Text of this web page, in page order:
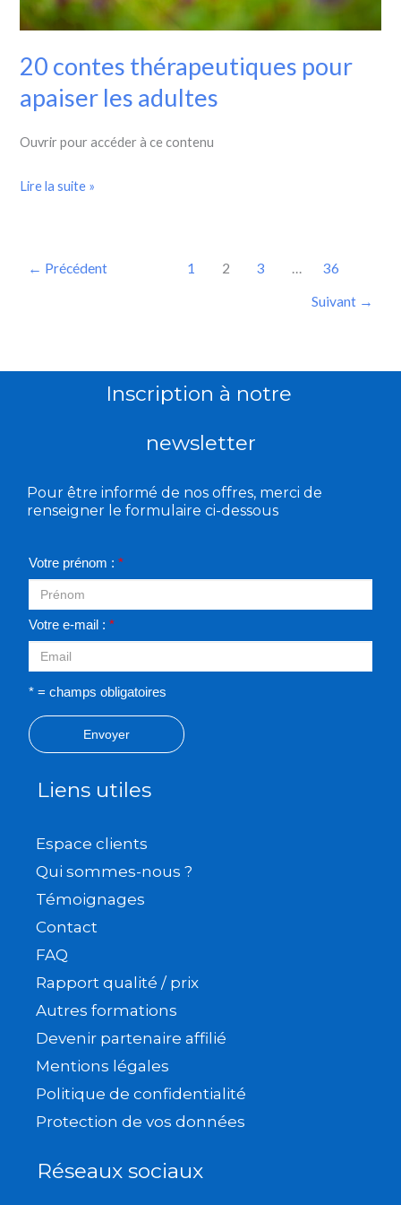
20 contes thérapeutiques pour
apaiser les adultes
Ouvrir pour accéder à ce contenu
Lire la suite »
← Précédent 1 2 3 … 36
Suivant →
Inscription à notre
newsletter
Pour être informé de nos offres, merci de
renseigner le formulaire ci-dessous
Votre prénom : *
Votre e-mail : *
* = champs obligatoires
Envoyer
Liens utiles
Espace clients
Qui sommes-nous ?
Témoignages
Contact
FAQ
Rapport qualité / prix
Autres formations
Devenir partenaire affilié
Mentions légales
Politique de confidentialité
Protection de vos données
Réseaux sociaux